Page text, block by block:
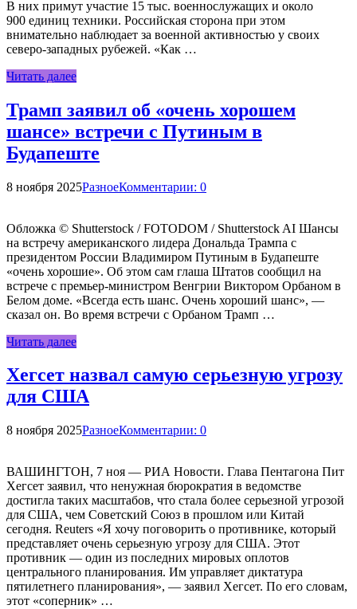
В них примут участие 15 тыс. военнослужащих и около
900 единиц техники. Российская сторона при этом
внимательно наблюдает за военной активностью у своих
северо-западных рубежей. «Как …
Читать далее
Трамп заявил об «очень хорошем
шансе» встречи с Путиным в
Будапеште
8 ноября 2025РазноеКомментарии: 0
Обложка © Shutterstock / FOTODOM / Shutterstock AI Шансы
на встречу американского лидера Дональда Трампа с
президентом России Владимиром Путиным в Будапеште
«очень хорошие». Об этом сам глаша Штатов сообщил на
встрече с премьер-министром Венгрии Виктором Орбаном в
Белом доме. «Всегда есть шанс. Очень хороший шанс», —
сказал он. Во время встречи с Орбаном Трамп …
Читать далее
Хегсет назвал самую серьезную угрозу
для США
8 ноября 2025РазноеКомментарии: 0
ВАШИНГТОН, 7 ноя — РИА Новости. Глава Пентагона Пит
Хегсет заявил, что ненужная бюрократия в ведомстве
достигла таких масштабов, что стала более серьезной угрозой
для США, чем Советский Союз в прошлом или Китай
сегодня. Reuters «Я хочу поговорить о противнике, который
представляет очень серьезную угрозу для США. Этот
противник — один из последних мировых оплотов
центрального планирования. Им управляет диктатура
пятилетнего планирования», — заявил Хегсет. По его словам,
этот «соперник» …